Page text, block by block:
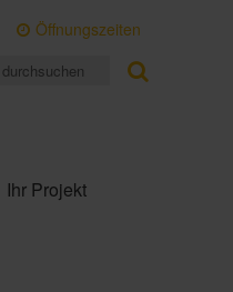
Öffnungszeiten
Ihr Projekt